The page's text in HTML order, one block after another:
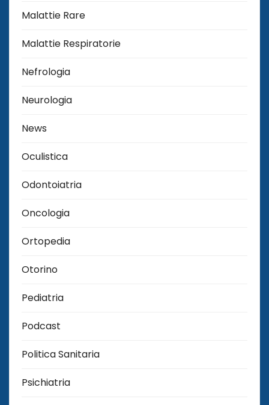
Malattie Rare
Malattie Respiratorie
Nefrologia
Neurologia
News
Oculistica
Odontoiatria
Oncologia
Ortopedia
Otorino
Pediatria
Podcast
Politica Sanitaria
Psichiatria